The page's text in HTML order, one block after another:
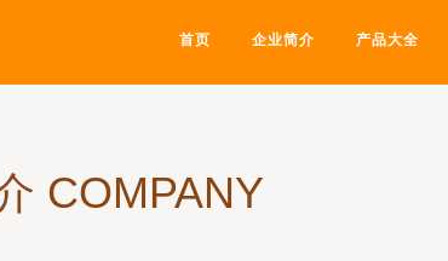
首页 企业简介 产品大全
COMPANY